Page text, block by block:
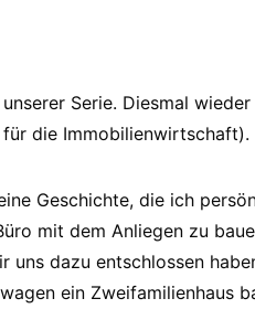
Serie. Diesmal
die Immobilienwirtschaft).
Geschichte, die ich
mit dem Anliegen zu
uns dazu entschlossen
ein Zweifamilienhaus